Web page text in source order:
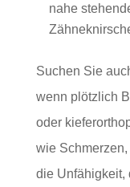
nahe
Suchen Sie
wenn plötzlich
oder
wie
die Unfähigkeit,